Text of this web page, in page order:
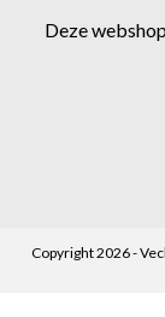
Deze
Copyright 2026 -